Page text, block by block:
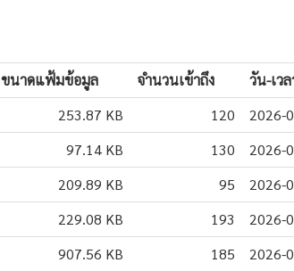
ขนาดแฟ้มข้อมูล จำนวนเข้าถึง
วัน-เว
253.87 KB 120
2026-
97.14 KB 130
2026-
209.89 KB 95
2026-
229.08 KB 193
2026-
907.56 KB 185
2026-